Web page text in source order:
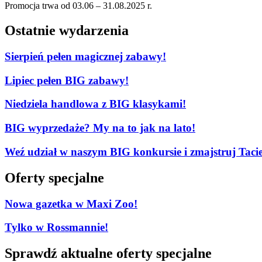
Promocja trwa od 03.06 – 31.08.2025 r.
Ostatnie wydarzenia
Sierpień pełen magicznej zabawy!
Lipiec pełen BIG zabawy!
Niedziela handlowa z BIG klasykami!
BIG wyprzedaże? My na to jak na lato!
Weź udział w naszym BIG konkursie i zmajstruj
Oferty specjalne
Nowa gazetka w Maxi Zoo!
Tylko w Rossmannie!
Sprawdź aktualne oferty specjalne